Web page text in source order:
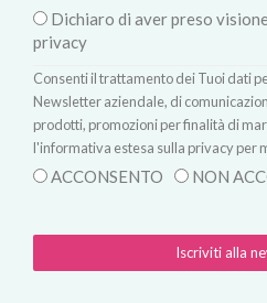
Dichiaro di aver preso
privacy
Consenti il trattamento dei Tuoi dati
Newsletter aziendale, di
prodotti, promozioni per finalità di
l'informativa estesa sulla privacy per
ACCONSENTO NON
Iscriviti alla